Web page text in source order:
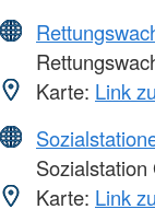
Karte: Link
Sozialstation
Karte: Link